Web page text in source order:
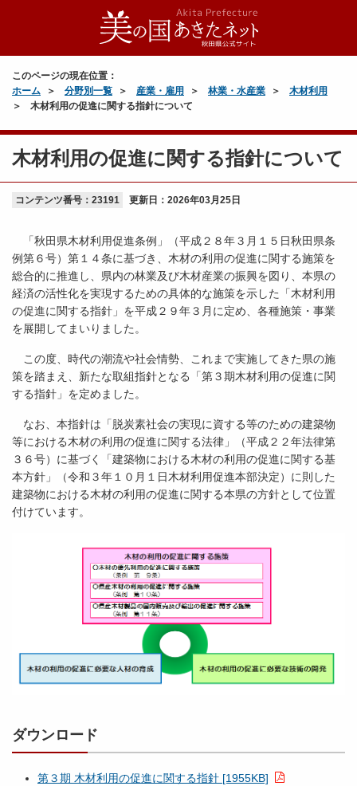
このページの現在位置：
ホーム
分野別一覧 産業・雇用 林業・水産業
木材利用
木材利用の促進に関する指針について
木材利用の促進に関する指針について
コンテンツ番号：23191 更新日： 2026年03月25日
「秋田県木材利用促進条例」（平成２８年３月１５日秋田県条
例第６号）第１４条に基づき、木材の利用の促進に関する施策を
総合的に推進し、県内の林業及び木材産業の振興を図り、本県の
経済の活性化を実現するための具体的な施策を示した「木材利用
の促進に関する指針」を平成２９年３月に定め、各種施策・事業
を展開してまいりました。
この度、時代の潮流や社会情勢、これまで実施してきた県の施
策を踏まえ、新たな取組指針となる「第３期木材利用の促進に関
する指針」を定めました。
なお、本指針は「脱炭素社会の実現に資する等のための建築物
等における木材の利用の促進に関する法律」（平成２２年法律第
３６号）に基づく「建築物における木材の利用の促進に関する基
本方針」（令和３年１０月１日木材利用促進本部決定）に則した
建築物における木材の利用の促進に関する本県の方針として位置
付けています。
ダウンロード
第３期 木材利用の促進に関する指針 [1955KB]